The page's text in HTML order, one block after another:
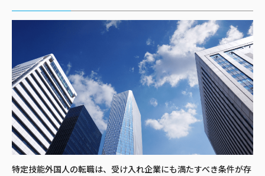
特定技能外国人の転職は、受け入れ企業にも満たすべき条件が存